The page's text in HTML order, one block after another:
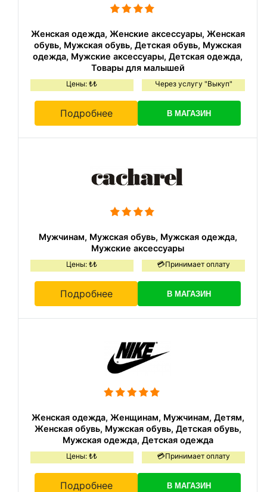
Женская одежда, Женские аксессуары, Женская
обувь, Мужская обувь, Детская обувь, Мужская
одежда, Мужские аксессуары, Детская одежда,
Товары для малышей
Цены: ₺₺ Через услугу "Выкуп"
Подробнее В МАГАЗИН
Мужчинам, Мужская обувь, Мужская одежда,
Мужские аксессуары
Цены: ₺₺ 💳Принимает оплату
Подробнее В МАГАЗИН
Женская одежда, Женщинам, Мужчинам, Детям,
Женская обувь, Мужская обувь, Детская обувь,
Мужская одежда, Детская одежда
Цены: ₺₺ 💳Принимает оплату
Подробнее В МАГАЗИН